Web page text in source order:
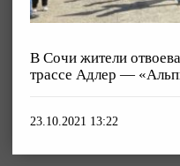
В Сочи жители
трассе Адлер —
23.10.2021 13:22